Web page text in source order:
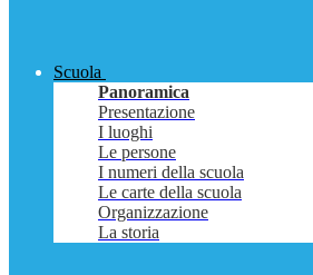
Scuola
Panoramica
Presentazione
I luoghi
Le persone
I numeri della scuola
Le carte della scuola
Organizzazione
La storia